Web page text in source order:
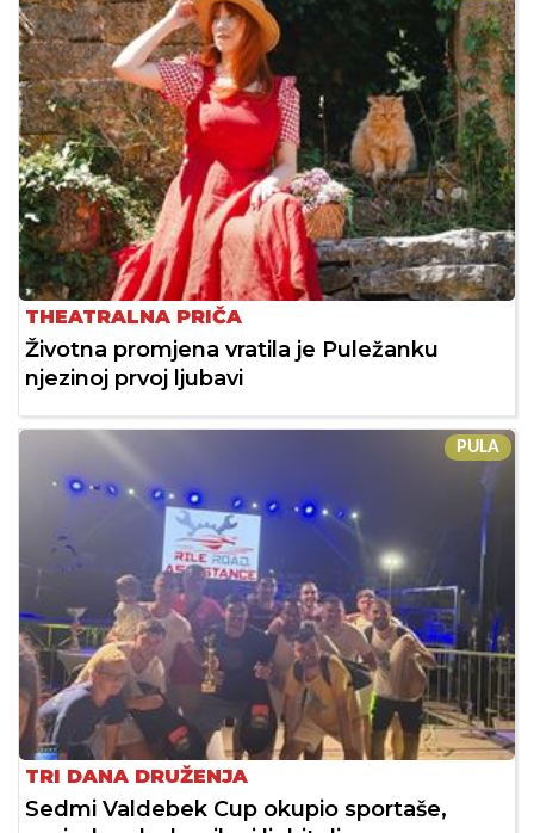
THEATRALNA PRIČA
Životna promjena vratila je Puležanku
njezinoj prvoj ljubavi
PULA
TRI DANA DRUŽENJA
Sedmi Valdebek Cup okupio sportaše,